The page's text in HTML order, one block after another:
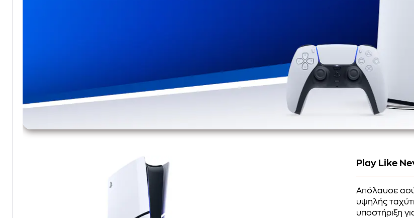
Play Like
Απόλαυσε
υψηλής
υποστήριξη